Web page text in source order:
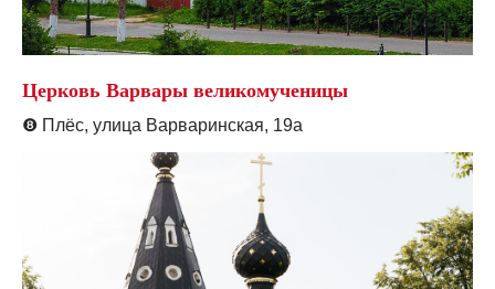
Церковь Варвары великомученицы
❽ Плёс, улица Варваринская, 19а